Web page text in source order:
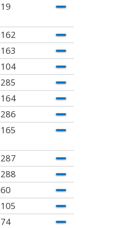
19
162
163
104
285
164
286
165
287
288
60
105
74